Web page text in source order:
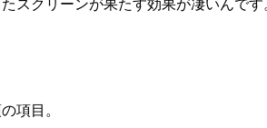
スクリーンが果たす効果が凄いんです
項目。